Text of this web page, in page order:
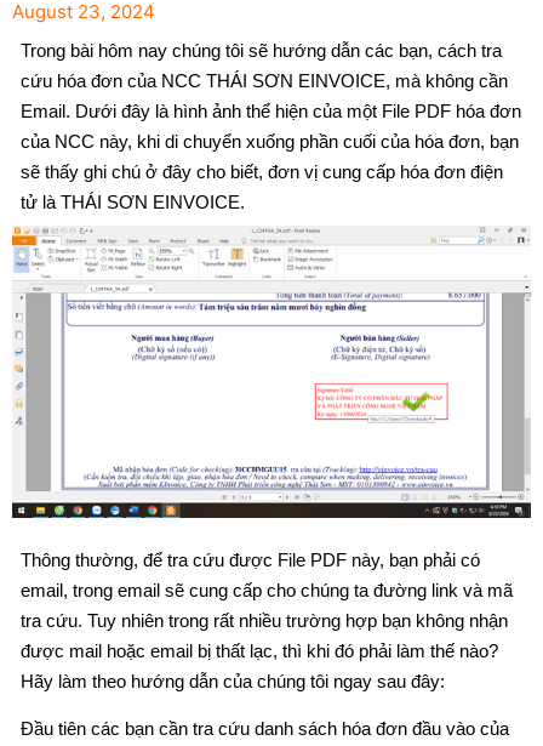
August 23, 2024
Trong bài hôm nay chúng tôi sẽ hướng dẫn các bạn, cách tra
cứu hóa đơn của NCC THÁI SƠN EINVOICE, mà không cần
Email. Dưới đây là hình ảnh thể hiện của một File PDF hóa đơn
của NCC này, khi di chuyển xuống phần cuối của hóa đơn, bạn
sẽ thấy ghi chú ở đây cho biết, đơn vị cung cấp hóa đơn điện
tử là THÁI SƠN EINVOICE.
Thông thường, để tra cứu được File PDF này, bạn phải có
email, trong email sẽ cung cấp cho chúng ta đường link và mã
tra cứu. Tuy nhiên trong rất nhiều trường hợp bạn không nhận
được mail hoặc email bị thất lạc, thì khi đó phải làm thế nào?
Hãy làm theo hướng dẫn của chúng tôi ngay sau đây:
Đầu tiên các bạn cần tra cứu danh sách hóa đơn đầu vào của